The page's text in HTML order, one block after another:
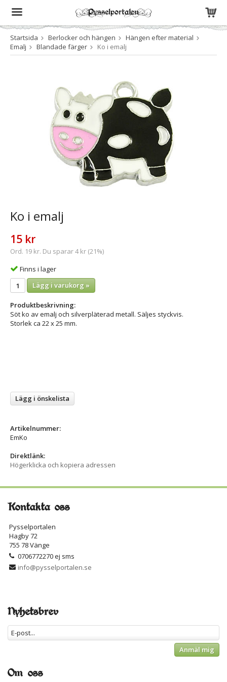
Produkten har blivit tillagd i varukorgen
Startsida Berlocker och hängen
Hängen efter material
Emalj
Blandade färger Ko i emalj
Ko i emalj
15 kr
Ord. 19 kr. Du sparar 4 kr (21%)
Finns i lager
Lägg i varukorg »
Produktbeskrivning:
Söt ko av emalj och silverpläterad metall. Säljes styckvis.
Storlek ca 22 x 25 mm.
Lägg i önskelista
Artikelnummer:
EmKo
Direktlänk:
Högerklicka och kopiera adressen
Kontakta oss
Pysselportalen
Hagby 72
755 78 Vänge
0706772270 ej sms
info@pysselportalen.se
Nyhetsbrev
Anmäl mig
Om oss